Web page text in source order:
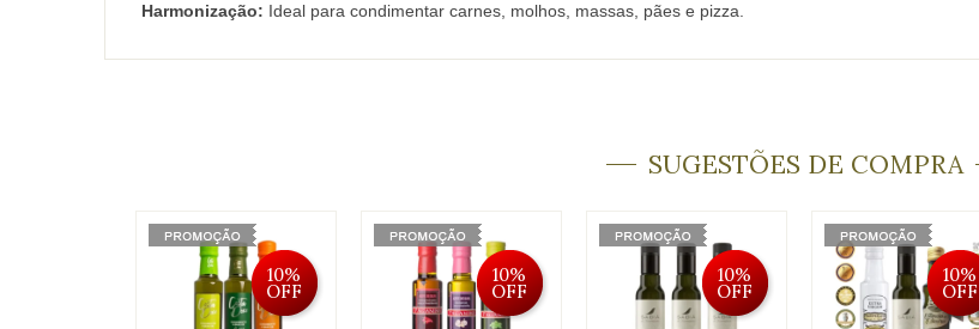
Harmonização: Ideal para condimentar carnes, molhos, massas, pães e pizza.
SUGESTÕES DE COMPRA
10%
OFF
10%
OFF
10%
OFF
10%
OFF